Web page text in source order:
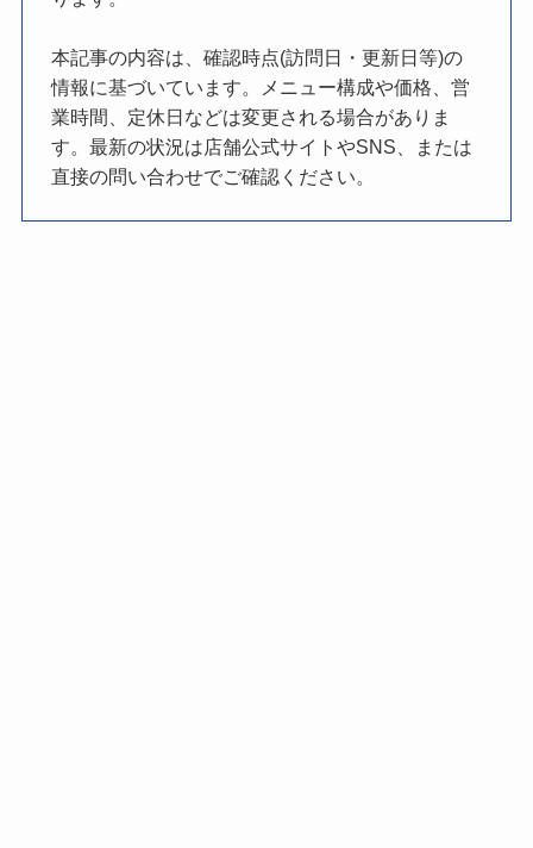
本記事の内容は、確認時点(訪問日・更新日等)の
情報に基づいています。メニュー構成や価格、営
業時間、定休日などは変更される場合がありま
す。最新の状況は店舗公式サイトやSNS、または
直接の問い合わせでご確認ください。